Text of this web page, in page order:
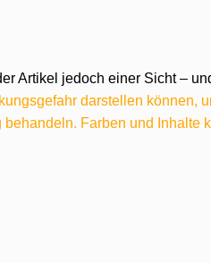
Artikel jedoch einer Sicht –
darstellen können,
Farben und